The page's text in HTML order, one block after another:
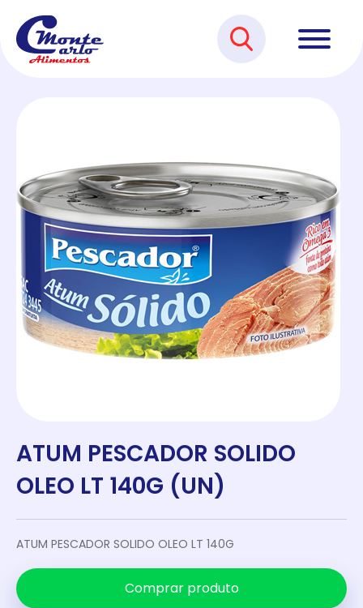
ATUM PESCADOR SOLIDO
OLEO LT 140G (UN)
ATUM PESCADOR SOLIDO OLEO LT 140G
Comprar produto